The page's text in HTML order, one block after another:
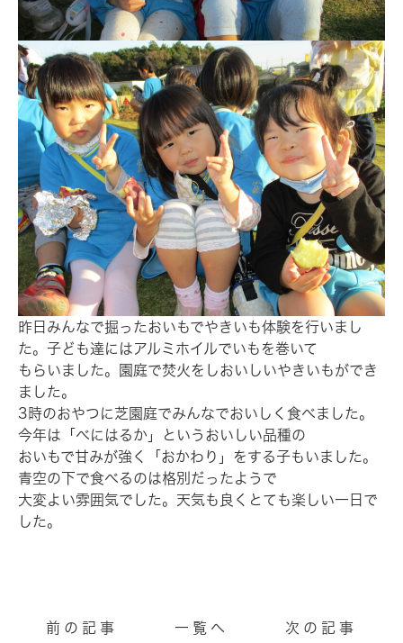
昨日みんなで掘ったおいもでやきいも体験を行いまし
た。子ども達にはアルミホイルでいもを巻いて
もらいました。園庭で焚火をしおいしいやきいもができ
ました。
3時のおやつに芝園庭でみんなでおいしく食べました。
今年は「べにはるか」というおいしい品種の
おいもで甘みが強く「おかわり」をする子もいました。
青空の下で食べるのは格別だったようで
大変よい雰囲気でした。天気も良くとても楽しい一日で
した。
前の記事 一覧へ 次の記事